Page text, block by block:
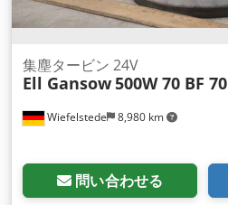
Wiefelstede 8,980 km
集塵タービン 24V
Ell Gansow500W 70 BF 70
問い合わせる